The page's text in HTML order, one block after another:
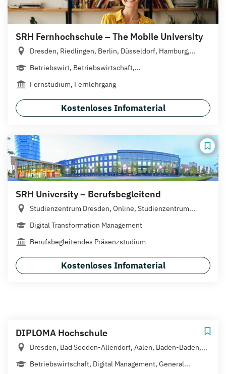
SRH Fernhochschule – The Mobile University
Dresden, Riedlingen, Berlin, Düsseldorf, Hamburg,...
Betriebswirt, Betriebswirtschaft,...
Fernstudium, Fernlehrgang
Kostenloses Infomaterial
SRH University – Berufsbegleitend
Studienzentrum Dresden, Online, Studienzentrum...
Digital Transformation Management
Berufsbegleitendes Präsenzstudium
Kostenloses Infomaterial
DIPLOMA Hochschule
Dresden, Bad Sooden-Allendorf, Aalen, Baden-Baden,...
Betriebswirtschaft, Digital Management, General...